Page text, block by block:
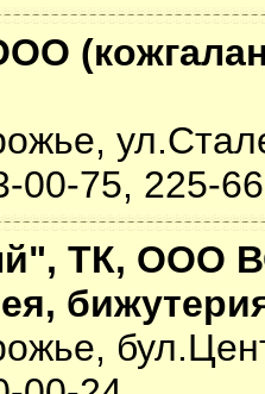
00-75, 225-
ТК, ООО